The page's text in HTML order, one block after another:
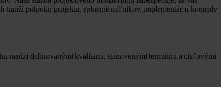
tranží pokroku projektu, splnenie míľnikov, implementáciu kontroly
medzi definovanými kvalitami, stanovenými termínmi a cieľovými